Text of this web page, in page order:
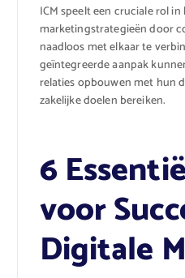
ICM speelt een cruciale rol
marketingstrategieën door
naadloos met elkaar te
geïntegreerde aanpak
relaties opbouwen met hun
zakelijke doelen bereiken.
6
voor
Digitale